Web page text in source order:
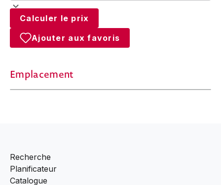
Calculer le prix
Ajouter aux favoris
Emplacement
Recherche
Planificateur
Catalogue